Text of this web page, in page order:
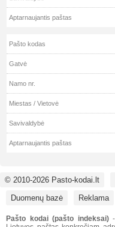
© 2010-2026 Pasto-kodai.lt
Duomenų bazė
Reklama
Pašto kodai (pašto indeksai)-